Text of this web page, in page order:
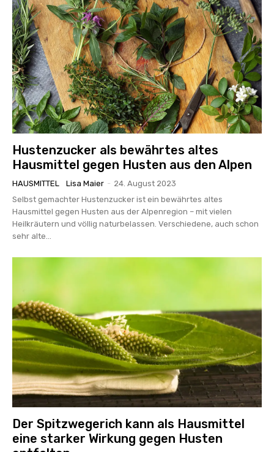
Hustenzucker als bewährtes altes
Hausmittel gegen Husten aus den Alpen
HAUSMITTEL Lisa Maier - 24. August 2023
Selbst gemachter Hustenzucker ist ein bewährtes altes
Hausmittel gegen Husten aus der Alpenregion – mit vielen
Heilkräutern und völlig naturbelassen. Verschiedene, auch schon
sehr alte...
Der Spitzwegerich kann als Hausmittel
eine starker Wirkung gegen Husten